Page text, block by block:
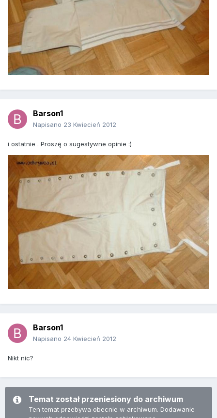
Barson1
Napisano 23 Kwiecień 2012
i ostatnie . Proszę o sugestywne opinie :)
Barson1
Napisano 24 Kwiecień 2012
Nikt nic?
Temat został przeniesiony do archiwum
Ten temat przebywa obecnie w archiwum. Dodawanie